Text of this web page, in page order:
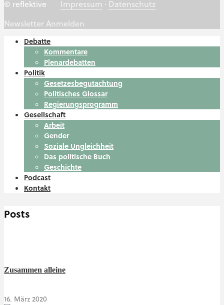
© reflektive Impressum · Datenschutz
Newsletter Anmelden
Debatte
Kommentare
Plenardebatten
Politik
Gesetzesbegutachtung
Politisches Glossar
Regierungsprogramm
Gesellschaft
Arbeit
Gender
Soziale Ungleichheit
Das politische Buch
Geschichte
Podcast
Kontakt
Posts
Zusammen alleine
16. März 2020